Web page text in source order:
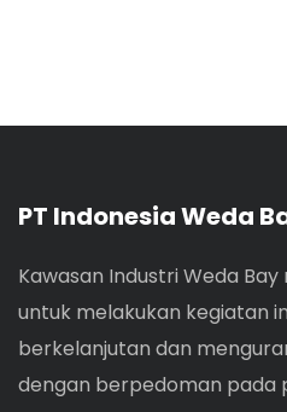
PT Indonesia Weda
Kawasan Industri Weda
untuk melakukan kegiatan
berkelanjutan dan
dengan berpedoman pada